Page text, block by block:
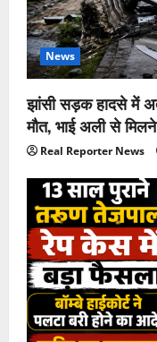
News
झांसी सड़क हादसे में
मौत, भाई अली से
Real Reporter News